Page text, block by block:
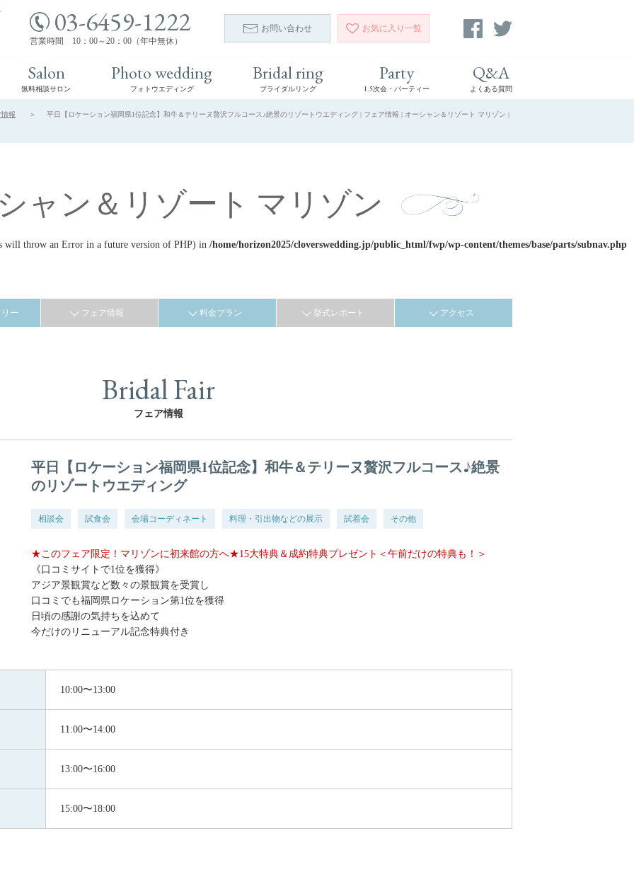
03-6459-1222
営業時間 10：00～20：00（年中無休）
お問い合わせ お気に入り 一覧
Salon
無料相談サロン
Photo wedding
フォトウエディング
Bridal ring
ブライダルリング
Party
1.5次会・パーティー
Q&A
よくある質問
報 平日【ロケーション福岡県1位記念】和牛＆テリーヌ贅沢フルコース♪絶景のリゾートウエディング | フェア情報 | オーシャン＆リゾート マリゾン |
ャン＆リゾート マリゾン
will throw an Error in a future version of PHP) in /home/horizon2025/cloverswedding.jp/public_html/fwp/wp-content/themes/base/parts/subnav.php
ー フェア情報 料金プラン 挙式レポート アクセス
Bridal Fair
フェア情報
平日【ロケーション福岡県1位記念】和牛＆テリーヌ贅沢フルコース♪絶景
のリゾートウエディング
相談会 試食会 会場コーディネート 料理・引出物などの展示 試着会 その他
★このフェア限定！マリゾンに初来館の方へ★15大特典＆成約特典プレゼント＜午前だけの特典も！＞
《口コミサイトで1位を獲得》
アジア景観賞など数々の景観賞を受賞し
口コミでも福岡県ロケーション第1位を獲得
日頃の感謝の気持ちを込めて
今だけのリニューアル記念特典付き
10:00〜13:00
11:00〜14:00
13:00〜16:00
15:00〜18:00